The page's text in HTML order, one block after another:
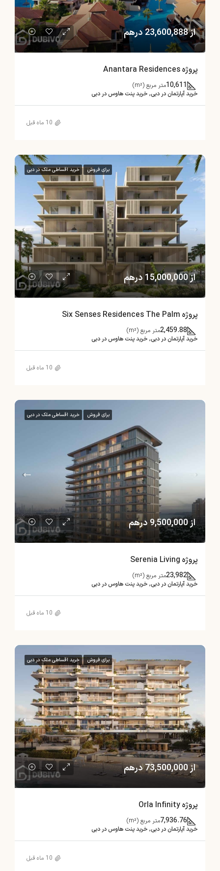
از 23,600,888 درهم
پروژه Anantara Residences
10,611متر مربع (m²)
خرید آپارتمان در دبی, خرید پنت هاوس در دبی
10 ماه قبل
برای فروش خرید اقساطی ملک در دبی
از 15,000,000 درهم
پروژه Six Senses Residences The Palm
2,459.88متر مربع (m²)
خرید آپارتمان در دبی, خرید پنت هاوس در دبی
10 ماه قبل
برای فروش خرید اقساطی ملک در دبی
از 9,500,000 درهم
پروژه Serenia Living
23,982متر مربع (m²)
خرید آپارتمان در دبی, خرید پنت هاوس در دبی
10 ماه قبل
برای فروش خرید اقساطی ملک در دبی
از 73,500,000 درهم
پروژه Orla Infinity
7,936.76متر مربع (m²)
خرید آپارتمان در دبی, خرید پنت هاوس در دبی
10 ماه قبل